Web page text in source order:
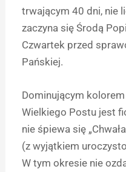
trwającym 40 dni, nie
zaczyna się Środą
Czwartek przed
Pańskiej.
Dominującym
Wielkiego Postu jest
nie śpiewa się
(z wyjątkiem
W tym okresie nie